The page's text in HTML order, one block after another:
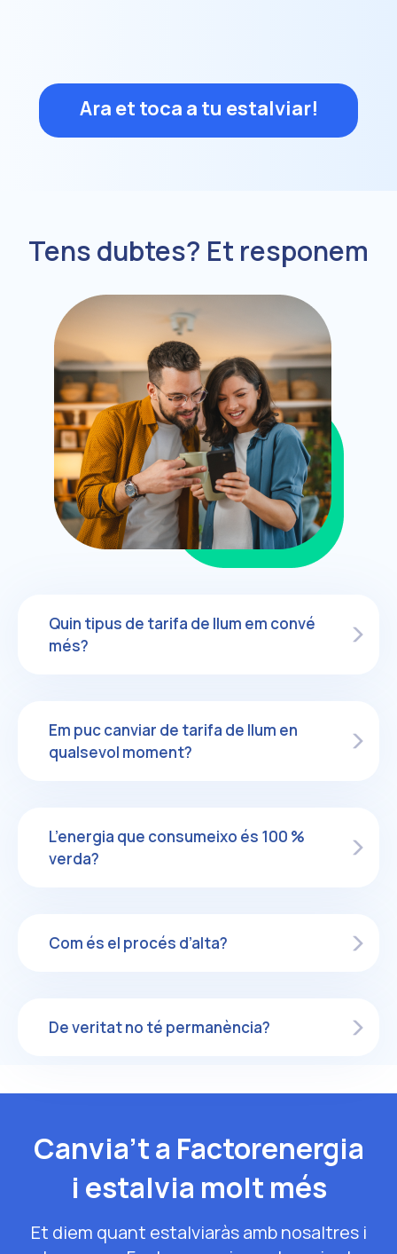
Ara et toca a tu estalviar!
Tens dubtes? Et responem
Quin tipus de tarifa de llum em convé
més?
Em puc canviar de tarifa de llum en
qualsevol moment?
L’energia que consumeixo és 100 %
verda?
Com és el procés d’alta?
De veritat no té permanència?
Canvia’t a Factorenergia
i estalvia molt més
Et diem quant estalviaràs amb nosaltres i